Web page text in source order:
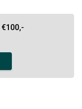
€100,-